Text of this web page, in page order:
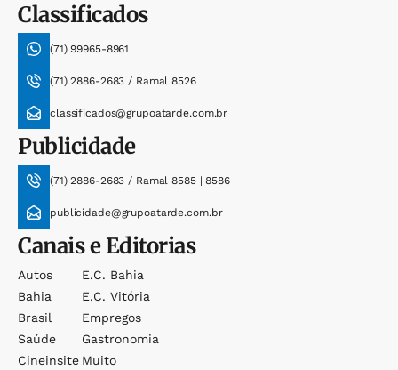
Classificados
(71) 99965-8961
(71) 2886-2683 / Ramal 8526
classificados@grupoatarde.com.br
Publicidade
(71) 2886-2683 / Ramal 8585 | 8586
publicidade@grupoatarde.com.br
Canais e Editorias
Autos
Bahia
Brasil
Saúde
Cineinsite
E.c. Bahia
E.c. Vitória
Empregos
Gastronomia
Muito